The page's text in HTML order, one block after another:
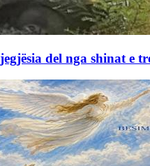
del nga shinat e